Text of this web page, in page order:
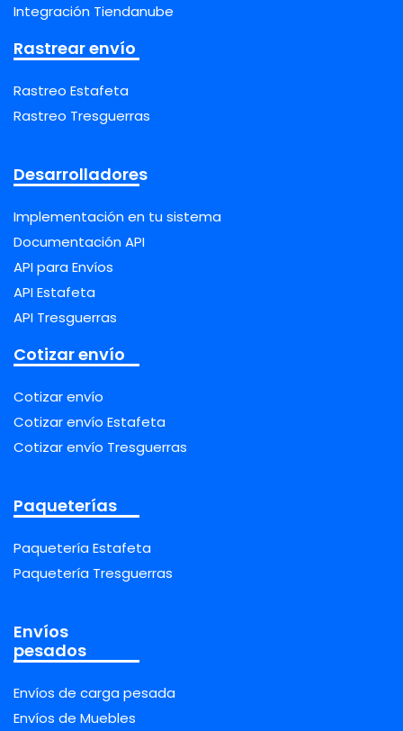
Integración Tiendanube
Rastrear envío
Rastreo Estafeta
Rastreo Tresguerras
Desarrolladores
Implementación en tu sistema
Documentación API
API para Envíos
API Estafeta
API Tresguerras
Cotizar envío
Cotizar envío
Cotizar envío Estafeta
Cotizar envío Tresguerras
Paqueterías
Paquetería Estafeta
Paquetería Tresguerras
Envíos
pesados
Envíos de carga pesada
Envíos de Muebles